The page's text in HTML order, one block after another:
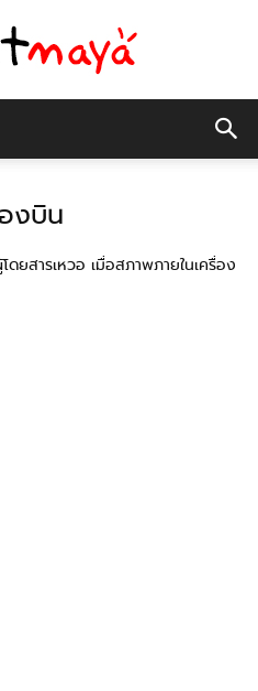
มายา
งบิน
ดยสารเหวอ เมื่อสภาพภายในเครื่อง